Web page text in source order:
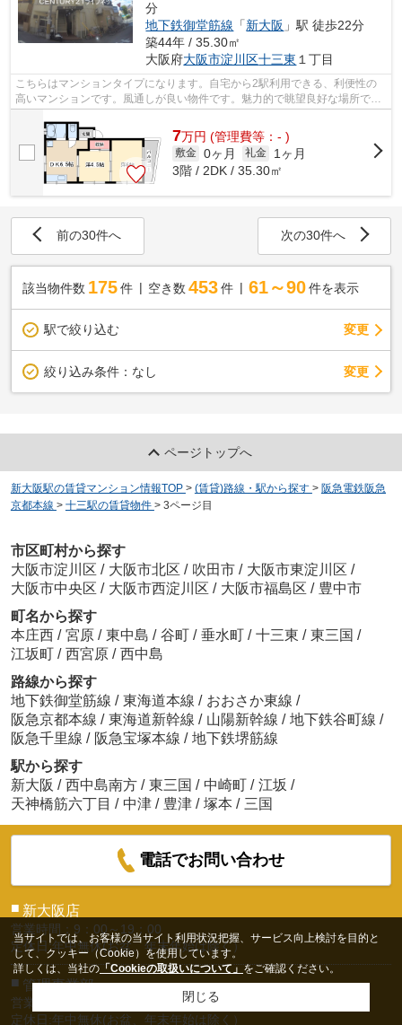
分
地下鉄御堂筋線 「新大阪 」駅 徒歩22分
築44年 / 35.30㎡
大阪府大阪市淀川区十三東 １丁目
こちらはマンションタイプになります。自宅から2駅利用できる、利便性の
高いマンションです。風通しが良い物件です。魅力的で眺望良好な場所で
7万円 (管理費等：- )
敷金 0ヶ月 礼金
1ヶ月
3階 / 2DK / 35.30㎡
前の30件へ 次の30件へ
該当物件数 175件 空き数 453 件 61～90 件を表示
駅で絞り込む 変更
絞り込み条件： なし 変更
ページトップへ
新大阪駅の賃貸マンション情報TOP > (賃貸)路線・駅から探す > 阪急電鉄阪急
京都本線 > 十三駅の賃貸物件 > 3ページ目
市区町村から探す
大阪市淀川区 / 大阪市北区 / 吹田市 / 大阪市東淀川区 /
大阪市中央区 / 大阪市西淀川区 / 大阪市福島区 / 豊中市
町名から探す
本庄西 / 宮原 / 東中島 / 谷町 / 垂水町 / 十三東 / 東三国 /
江坂町 / 西宮原 / 西中島
路線から探す
地下鉄御堂筋線 / 東海道本線 / おおさか東線 /
阪急京都本線 / 東海道新幹線 / 山陽新幹線 / 地下鉄谷町線 /
阪急千里線 / 阪急宝塚本線 / 地下鉄堺筋線
駅から探す
新大阪 / 西中島南方 / 東三国 / 中崎町 / 江坂 /
天神橋筋六丁目 / 中津 / 豊津 / 塚本 / 三国
電話でお問い合わせ
■ 新大阪店
営業時間：9：00～19：00
定休日:年中無休(お盆、年末年始は除く）
■ 管理事業部
営業時間：9：00～19：00
定休日:年中無休(お盆、年末年始は除く）
当サイトでは、お客様の当サイト利用状況把握、サービス向上検討を目的と
して、クッキー（Cookie）を使用しています。
詳しくは、当社の「Cookieの取扱いについて」をご確認ください。
閉じる